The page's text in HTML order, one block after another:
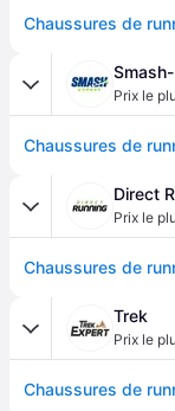
Prix le
Direct
Prix le
Trek
Prix le